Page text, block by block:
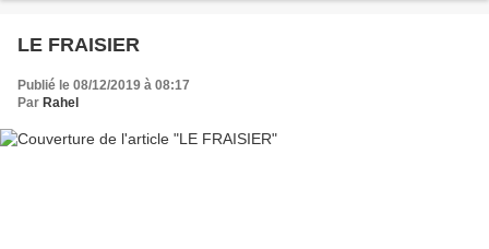
LE FRAISIER
Publié le 08/12/2019 à 08:17
Par Rahel